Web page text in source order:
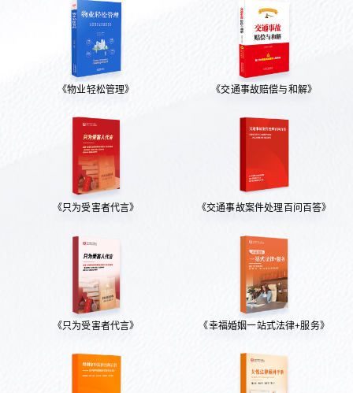
《物业轻松管理》 《交通事故赔偿与和解》
《只为受害者代言》 《交通事故案件处理百问百答》
《只为受害者代言》 《幸福婚姻一站式法律+服务》